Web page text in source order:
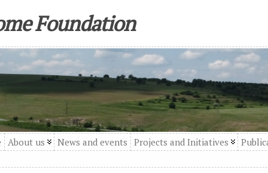
Foundation
About us News and events Projects and Initiatives